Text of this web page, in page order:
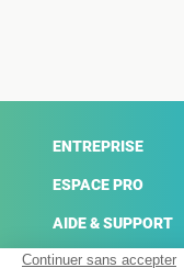
ENTREPRISE
ESPACE PRO
AIDE & SUPPORT
ACTUALITÉS